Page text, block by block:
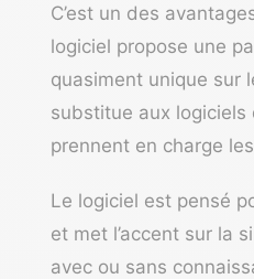
C’est un des
logiciel propose une
quasiment unique sur
substitue aux logiciels
prennent en charge
Le logiciel est pensé
et met l’accent sur la
avec ou sans